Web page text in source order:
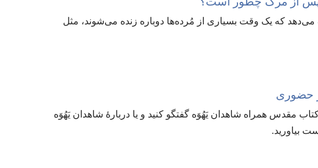
که یک وقت بسیاری از مُرده‌ها دوباره زنده می‌شوند،‏ مثل
حضوری
مقدس همراه شاهدان یَهُوَه گفتگو کنید و یا دربارهٔ شاهدان یَهُوَه
بیاورید.‏